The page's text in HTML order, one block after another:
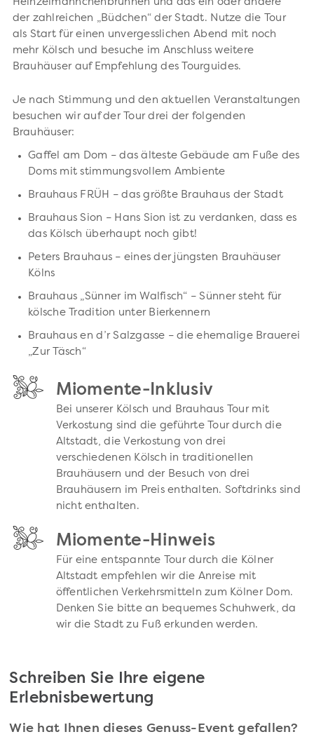
Heinzelmännchenbrunnen und das ein oder andere
der zahlreichen „Büdchen“ der Stadt. Nutze die Tour
als Start für einen unvergesslichen Abend mit noch
mehr Kölsch und besuche im Anschluss weitere
Brauhäuser auf Empfehlung des Tourguides.
Je nach Stimmung und den aktuellen Veranstaltungen
besuchen wir auf der Tour drei der folgenden
Brauhäuser:
Gaffel am Dom – das älteste Gebäude am Fuße des
Doms mit stimmungsvollem Ambiente
Brauhaus FRÜH – das größte Brauhaus der Stadt
Brauhaus Sion – Hans Sion ist zu verdanken, dass es
das Kölsch überhaupt noch gibt!
Peters Brauhaus – eines der jüngsten Brauhäuser
Kölns
Brauhaus „Sünner im Walfisch“ – Sünner steht für
kölsche Tradition unter Bierkennern
Brauhaus en d’r Salzgasse – die ehemalige Brauerei
„Zur Täsch“
Miomente-Inklusiv
Bei unserer Kölsch und Brauhaus Tour mit
Verkostung sind die geführte Tour durch die
Altstadt, die Verkostung von drei
verschiedenen Kölsch in traditionellen
Brauhäusern und der Besuch von drei
Brauhäusern im Preis enthalten. Softdrinks sind
nicht enthalten.
Miomente-Hinweis
Für eine entspannte Tour durch die Kölner
Altstadt empfehlen wir die Anreise mit
öffentlichen Verkehrsmitteln zum Kölner Dom.
Denken Sie bitte an bequemes Schuhwerk, da
wir die Stadt zu Fuß erkunden werden.
Schreiben Sie Ihre eigene
Erlebnisbewertung
Wie hat Ihnen dieses Genuss-Event gefallen?